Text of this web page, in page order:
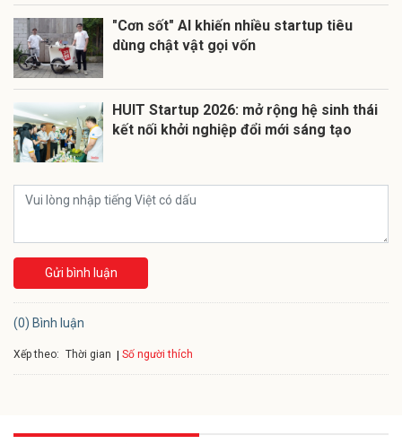
"Cơn sốt" AI khiến nhiều startup tiêu
dùng chật vật gọi vốn
HUIT Startup 2026: mở rộng hệ sinh thái
kết nối khởi nghiệp đổi mới sáng tạo
Gửi bình luận
(0) Bình luận
Xếp theo: Thời gian Số người thích